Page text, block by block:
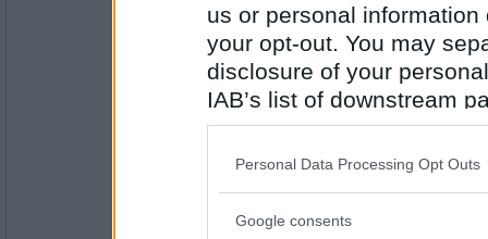
us or personal
your opt-out. You may
disclosure of your
IAB’s list of downstream
also be disclosed by us
Downstream Participants
Please note that this
Personal Data Processing Opt Outs
Google consents
Antal inlägg:
2978
Benny57
Antal inlägg:
Bakljus